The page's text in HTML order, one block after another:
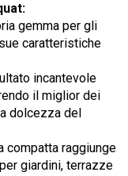
gemma per gli
caratteristiche
incantevole
il miglior dei
dolcezza del
compatta raggiunge
giardini, terrazze